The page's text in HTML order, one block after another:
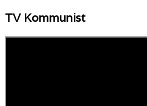
TV Kommunist